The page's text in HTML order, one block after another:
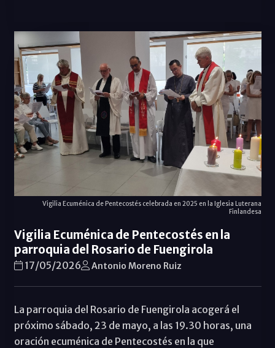
Vigilia Ecuménica de Pentecostés celebrada en 2025 en la Iglesia Luterana
Finlandesa
Vigilia Ecuménica de Pentecostés en la
parroquia del Rosario de Fuengirola
17/05/2026 Antonio Moreno Ruiz
La parroquia del Rosario de Fuengirola acogerá el
próximo sábado, 23 de mayo, a las 19.30 horas, una
oración ecuménica de Pentecostés en la que